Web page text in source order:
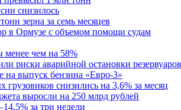
снизилось
зерна за семь месяцев
в Ормузе с объемом помощи судам
менее чем на 58%
риски аварийной остановки
на выпуск бензина «Евро-3»
снизились на 3,6% за месяц
выросли на 250 млрд рублей
за три недели